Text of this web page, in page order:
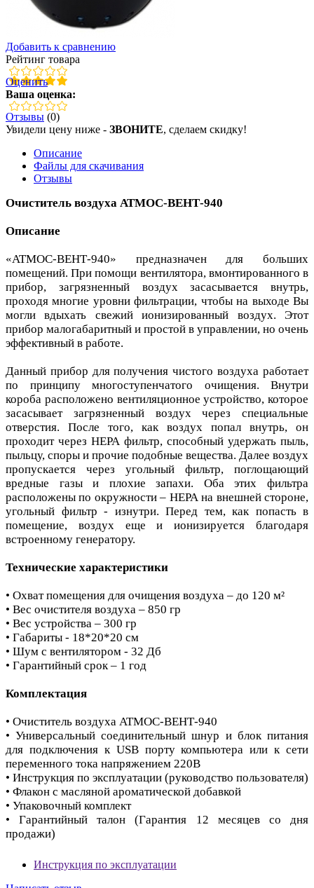
Добавить к сравнению
Рейтинг товара
Оценить
Ваша оценка:
Отзывы (0)
Увидели цену ниже - ЗВОНИТЕ, сделаем скидку!
Описание
Файлы для скачивания
Отзывы
Очиститель воздуха АТМОС-ВЕНТ-940
Описание
«АТМОС-ВЕНТ-940» предназначен для больших
помещений. При помощи вентилятора, вмонтированного в
прибор, загрязненный воздух засасывается внутрь,
проходя многие уровни фильтрации, чтобы на выходе Вы
могли вдыхать свежий ионизированный воздух. Этот
прибор малогабаритный и простой в управлении, но очень
эффективный в работе.
Данный прибор для получения чистого воздуха работает
по принципу многоступенчатого очищения. Внутри
короба расположено вентиляционное устройство, которое
засасывает загрязненный воздух через специальные
отверстия. После того, как воздух попал внутрь, он
проходит через HEPA фильтр, способный удержать пыль,
пыльцу, споры и прочие подобные вещества. Далее воздух
пропускается через угольный фильтр, поглощающий
вредные газы и плохие запахи. Оба этих фильтра
расположены по окружности – НЕРА на внешней стороне,
угольный фильтр - изнутри. Перед тем, как попасть в
помещение, воздух еще и ионизируется благодаря
встроенному генератору.
Технические характеристики
• Охват помещения для очищения воздуха – до 120 м²
• Вес очистителя воздуха – 850 гр
• Вес устройства – 300 гр
• Габариты - 18*20*20 см
• Шум с вентилятором - 32 Дб
• Гарантийный срок – 1 год
Комплектация
• Очиститель воздуха АТМОС-ВЕНТ-940
• Универсальный соединительный шнур и блок питания
для подключения к USB порту компьютера или к сети
переменного тока напряжением 220В
• Инструкция по эксплуатации (руководство пользователя)
• Флакон с масляной ароматической добавкой
• Упаковочный комплект
• Гарантийный талон (Гарантия 12 месяцев со дня
продажи)
Инструкция по эксплуатации